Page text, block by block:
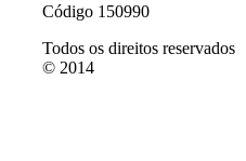
Código 150990
Todos os direitos reservados
© 2014